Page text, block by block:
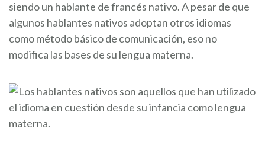
siendo un hablante de francés nativo. A pesar de que
algunos hablantes nativos adoptan otros idiomas
como método básico de comunicación, eso no
modifica las bases de su lengua materna.